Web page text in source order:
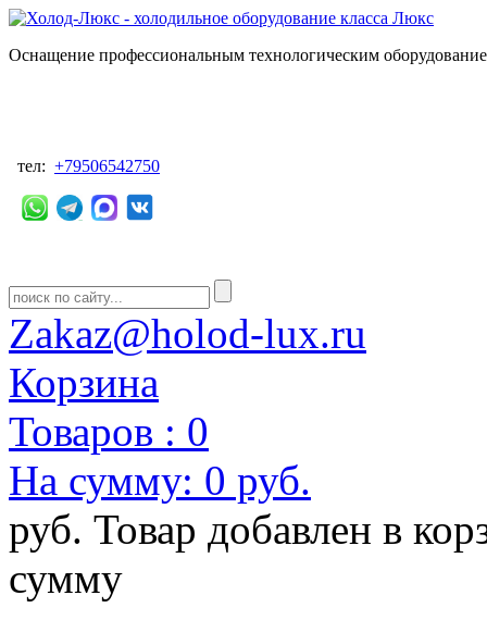
Оснащение профессиональным технологическим
тел: +79506542750
Zakaz@holod-lux.ru
Корзина
Товаров : 0
На сумму: 0 руб.
руб. Товар добавлен в
сумму